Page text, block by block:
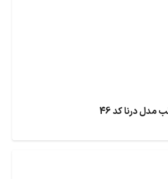
مدل درنا کد 46